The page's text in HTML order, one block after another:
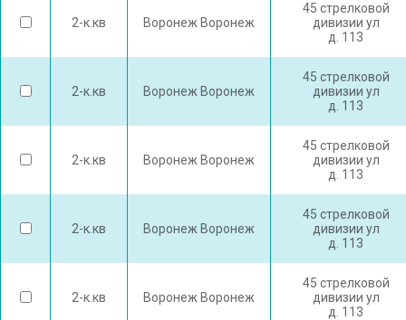
2-к.кв Воронеж Воронеж
45 стрелковой
дивизии ул
д. 113
2-к.кв Воронеж Воронеж
45 стрелковой
дивизии ул
д. 113
2-к.кв Воронеж Воронеж
45 стрелковой
дивизии ул
д. 113
2-к.кв Воронеж Воронеж
45 стрелковой
дивизии ул
д. 113
2-к.кв Воронеж Воронеж
45 стрелковой
дивизии ул
д. 113